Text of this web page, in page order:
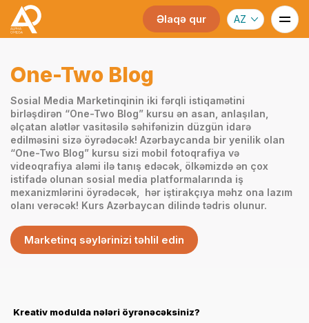
Əlaqə qur AZ
One-Two Blog
Sosial Media Marketinqinin iki fərqli istiqamətini
birləşdirən “One-Two Blog” kursu ən asan, anlaşılan,
əlçatan alətlər vasitəsilə səhifənizin düzgün idarə
edilməsini sizə öyrədəcək! Azərbaycanda bir yenilik olan
“One-Two Blog” kursu sizi mobil fotoqrafiya və
videoqrafiya aləmi ilə tanış edəcək, ölkəmizdə ən çox
istifadə olunan sosial media platformalarında iş
mexanizmlərini öyrədəcək, hər iştirakçıya məhz ona lazım
olanı verəcək! Kurs Azərbaycan dilində tədris olunur.
Marketinq səylərinizi təhlil edin
Kreativ modulda nələri öyrənəcəksiniz?